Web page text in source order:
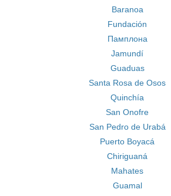
Baranoa
Fundación
Памплона
Jamundí
Guaduas
Santa Rosa de Osos
Quinchía
San Onofre
San Pedro de Urabá
Puerto Boyacá
Chiriguaná
Mahates
Guamal